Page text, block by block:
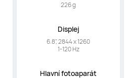
226 g
Displej
6.8", 2844 x 1260
1-120 Hz
Hlavní fotoaparát